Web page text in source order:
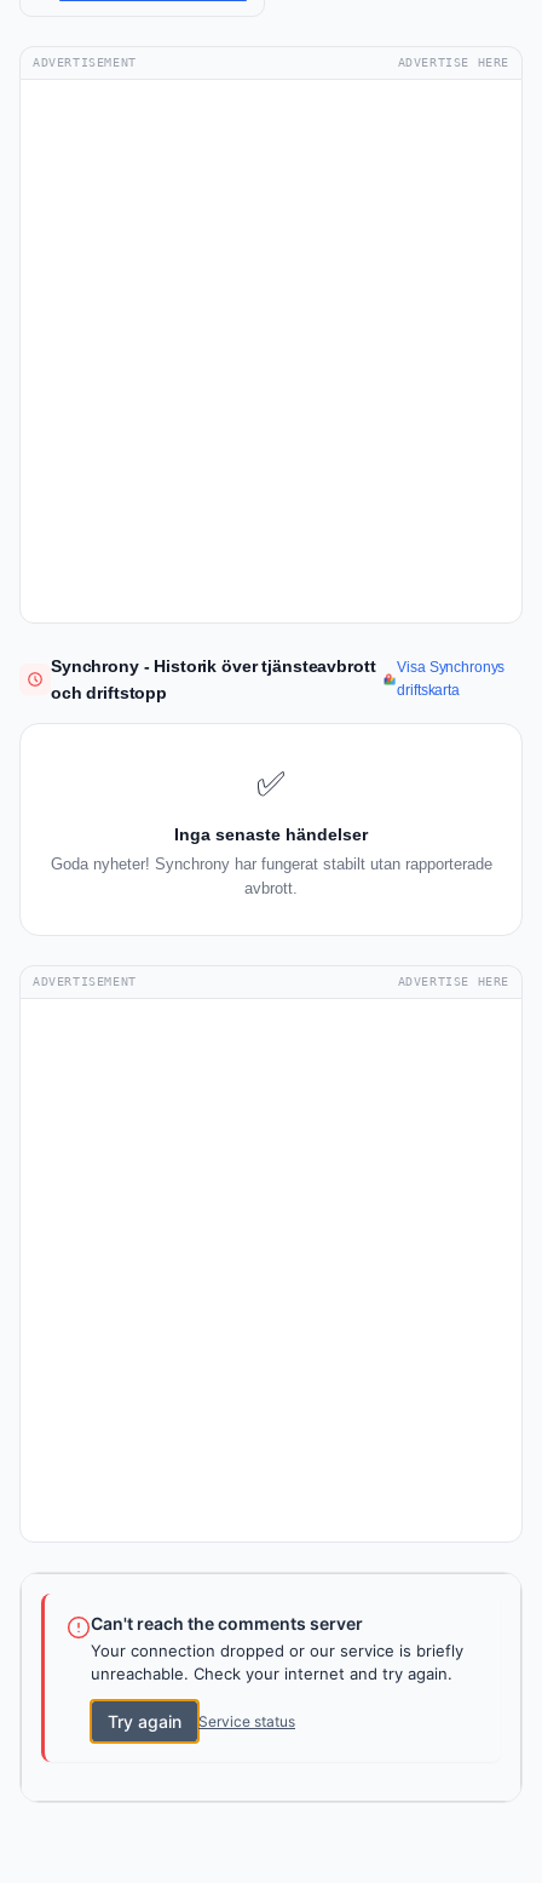
ADVERTISEMENT ADVERTISE HERE
Synchrony - Historik över tjänsteavbrott
och driftstopp
Visa Synchronys
driftskarta
✅
Inga senaste händelser
Goda nyheter! Synchrony har fungerat stabilt utan rapporterade
avbrott.
ADVERTISEMENT ADVERTISE HERE
Can't reach the comments server
Your connection dropped or our service is briefly
unreachable. Check your internet and try again.
Try again Service status